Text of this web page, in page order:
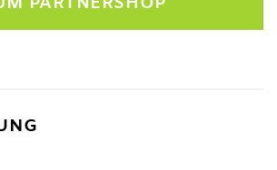
179,00 €109,99 €.